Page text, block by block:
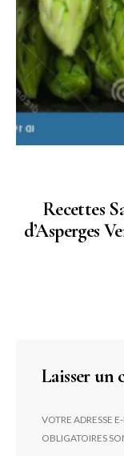
Recettes
d’Asperges
Laisser un
VOTRE ADRESSE
OBLIGATOIRES